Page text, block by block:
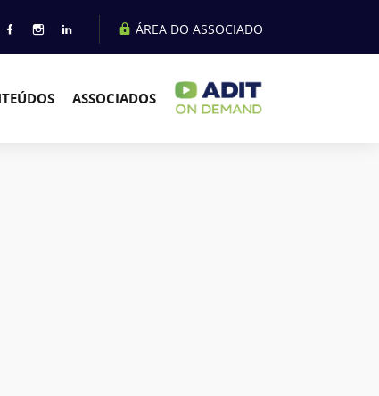
ÁREA DO ASSOCIADO
ASSOCIADOS